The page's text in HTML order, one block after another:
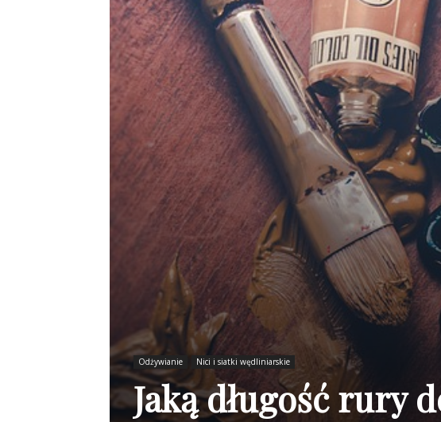
Odżywianie Nici i siatki wędliniarskie
Jaką długość rury